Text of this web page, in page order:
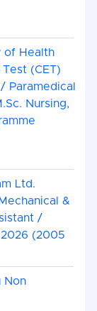
of Health
(CET)
Paramedical
Nursing,
Ltd.
&
/
(2005
Non